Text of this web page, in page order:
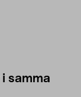
samma